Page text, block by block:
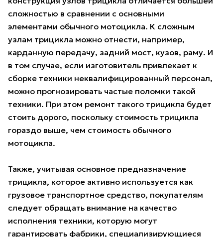
сложностью в сравнении с основными
элементами обычного мотоцикла. К сложным
узлам трицикла можно отнести, например,
карданную передачу, задний мост, кузов, раму. И
в том случае, если изготовитель привлекает к
сборке техники неквалифицированный персонал,
можно прогнозировать частые поломки такой
техники. При этом ремонт такого трицикла будет
стоить дорого, поскольку стоимость трицикла
гораздо выше, чем стоимость обычного
мотоцикла.
Также, учитывая основное предназначение
трицикла, которое активно используется как
грузовое транспортное средство, покупателям
следует обращать внимание на качество
исполнения техники, которую могут
гарантировать фабрики, специализирующиеся